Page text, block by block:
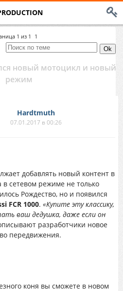
1 из 1 1
новый мотоцикл и новый
режим
Hardtmuth
07.01.2017 в 00:26
добавлять новый контент в
в сетевом режиме не только
Рождество, но и появился
FCR 1000. «Купите эту классику,
ваш дедушка, даже если он
разработчики новое
передвижения.
коня вы сможете в новом